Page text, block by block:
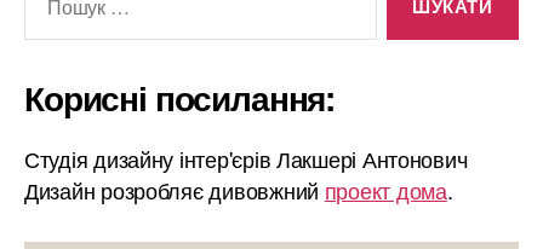
Корисні посилання:
Студія дизайну інтер'єрів Лакшері Антонович
Дизайн розробляє дивовжний проект дома.